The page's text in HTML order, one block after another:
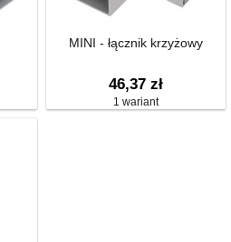
MINI - łącznik krzyżowy
46,37 zł
1 wariant